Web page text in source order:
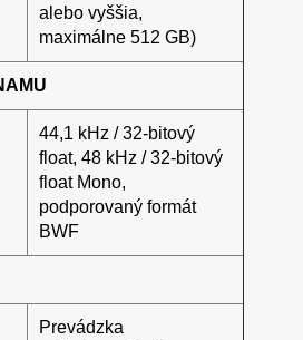
alebo vyššia,
maximálne 512 GB)
44,1 kHz / 32-bitový
float, 48 kHz / 32-bitový
float Mono,
podporovaný formát
BWF
Prevádzka